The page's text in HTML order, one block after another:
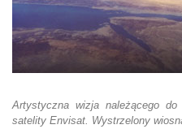
Artystyczna wizja należącego
satelity Envisat. Wystrzelony